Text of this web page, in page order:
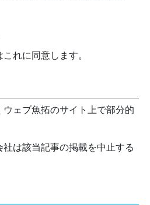
れに同意します。
ェブ魚拓のサイト上で部分的
は該当記事の掲載を中止する